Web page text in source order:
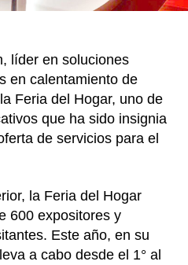
de
líder en soluciones
en calentamiento de
Feria del Hogar, uno de
que ha sido insignia
de servicios para el
la Feria del Hogar
600 expositores y
Este año, en su
a cabo desde el 1° al